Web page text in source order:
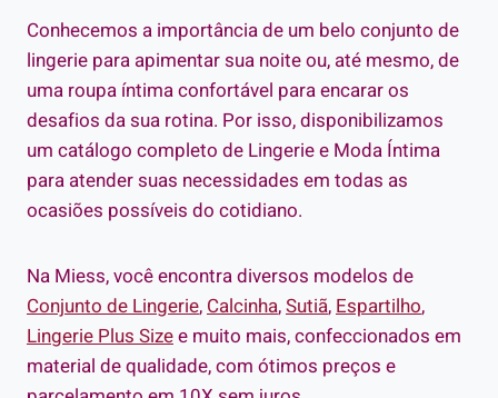
Conhecemos a importância de um belo conjunto de
lingerie para apimentar sua noite ou, até mesmo, de
uma roupa íntima confortável para encarar os
desafios da sua rotina. Por isso, disponibilizamos
um catálogo completo de Lingerie e Moda Íntima
para atender suas necessidades em todas as
ocasiões possíveis do cotidiano.
Na Miess, você encontra diversos modelos de
Conjunto de Lingerie,Calcinha,Sutiã,Espartilho,
Lingerie Plus Sizee muito mais, confeccionados em
material de qualidade, com ótimos preços e